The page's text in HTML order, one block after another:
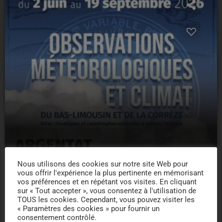
EXPOSITIONS
19/09/2026 -EXPOSITION – ARGENTAT
location_on ARGENTAT SUR DORDOGNE 12
Nous utilisons des cookies sur notre site Web pour
vous offrir l'expérience la plus pertinente en mémorisant
vos préférences et en répétant vos visites. En cliquant
sur « Tout accepter », vous consentez à l'utilisation de
TOUS les cookies. Cependant, vous pouvez visiter les
« Paramètres des cookies » pour fournir un
consentement contrôlé.